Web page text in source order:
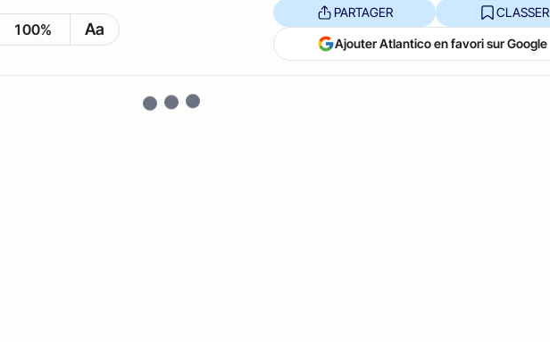
100% Aa
PARTAGER CLASSER
Ajouter Atlantico en favori sur Google